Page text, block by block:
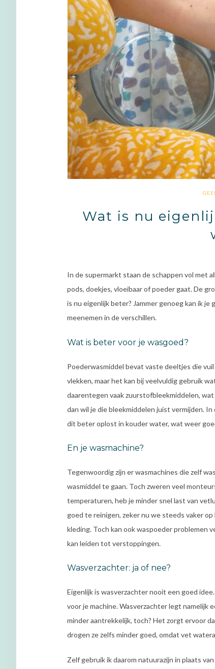
Wat is nu
In de supermarkt staan de schappen vol met
pods, doekjes, vloeibaar of poeder gaat. De
is nu eigenlijk beter? Jammer genoeg kan ik
meenemen in de verschillen.
Wat is beter voor je wasgoed?
Poederwasmiddel bevat vaste deeltjes die
vlekken, maar het kan bij veelvuldig gebruik
daarentegen vaak zuurstofbleekmiddelen,
dan wil je die bleekmiddelen juist vermijden.
dit beter oplost in kouder water, wat weer
En je wasmachine?
Tegenwoordig zijn er wasmachines die zelf
wasmiddel te gaan. Toch zweren veel
temperaturen, heb je minder snel last van
goed te reinigen, zeker nu we steeds vaker
kleding. Toch kan ook waspoeder problemen
kan leiden tot verstoppingen.
Wasverzachter: ja of nee?
Eigenlijk is wasverzachter nooit een goed
voor je machine. Wasverzachter legt namelijk
minder aantrekkelijk, toch? Het zorgt ervoor
drogen ze zelfs minder goed, omdat vet
Zelf gebruik ik daarom natuurazijn in plaats